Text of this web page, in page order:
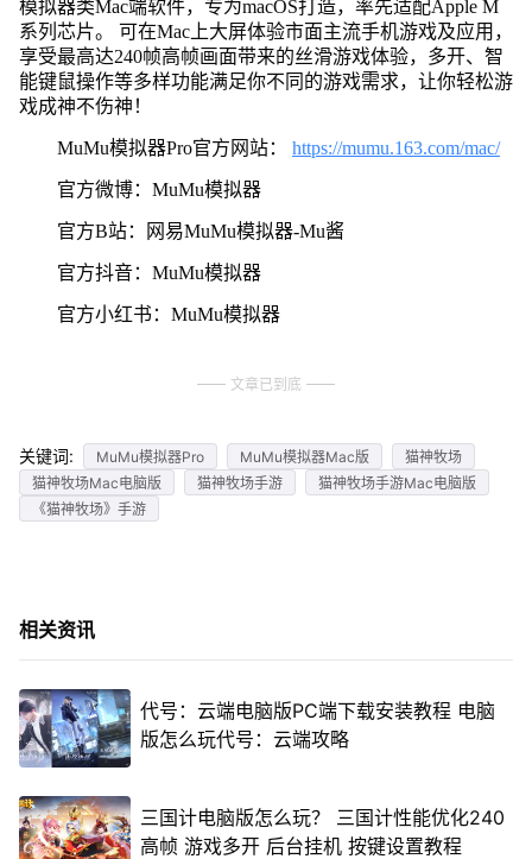
模拟器类Mac端软件，专为macOS打造，率先适配Apple M
系列芯片。 可在Mac上大屏体验市面主流手机游戏及应用，
享受最高达240帧高帧画面带来的丝滑游戏体验，多开、智
能键鼠操作等多样功能满足你不同的游戏需求，让你轻松游
戏成神不伤神！
MuMu模拟器Pro官方网站： https://mumu.163.com/mac/
官方微博：MuMu模拟器
官方B站：网易MuMu模拟器-Mu酱
官方抖音：MuMu模拟器
官方小红书：MuMu模拟器
文章已到底
关键词: MuMu模拟器Pro MuMu模拟器Mac版
猫神牧场
猫神牧场Mac电脑版
猫神牧场手游
猫神牧场手游Mac电脑版
《猫神牧场》手游
相关资讯
代号：云端电脑版PC端下载安装教程 电脑
版怎么玩代号：云端攻略
三国计电脑版怎么玩？ 三国计性能优化240
高帧 游戏多开 后台挂机 按键设置教程